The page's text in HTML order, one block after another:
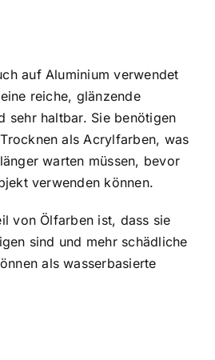
auf Aluminium verwendet
reiche, glänzende
sehr haltbar. Sie benötigen
als Acrylfarben, was
warten müssen, bevor
verwenden können.
von Ölfarben ist, dass sie
sind und mehr schädliche
als wasserbasierte